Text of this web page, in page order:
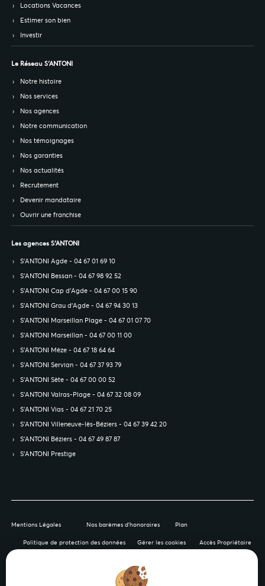
Locations Vacances
Estimer son bien
Investir
Le Réseau S’ANTONI
Notre histoire
Nos services
Nos agences
Notre communication
Nos témoignages
Nos garanties
Nos actualités
Recrutement
Devenir mandataire
Ouvrir une franchise
Les agences S’ANTONI
S’ANTONI Agde - 04 67 01 69 10
S’ANTONI Bessan - 04 67 98 92 52
S’ANTONI Cap d'Agde - 04 67 00 15 90
S’ANTONI Grau d'Agde - 04 67 94 30 13
S’ANTONI Marseillan Plage - 04 67 01 07 70
S’ANTONI Marseillan - 04 67 00 11 00
S’ANTONI Mèze - 04 67 18 64 64
S’ANTONI Servian - 04 67 37 93 79
S’ANTONI Sète - 04 67 00 00 52
S’ANTONI Valras-Plage - 04 67 32 08 09
S’ANTONI Vias - 04 67 21 70 25
S’ANTONI Villeneuve-lès-Béziers - 04 67 39 42 20
S’ANTONI Béziers - 04 67 49 87 87
S’ANTONI Prestige
Mentions Légales Nos barèmes d'honoraires Plan
Politique de protection des données Gérer les cookies Accès Propriétaire